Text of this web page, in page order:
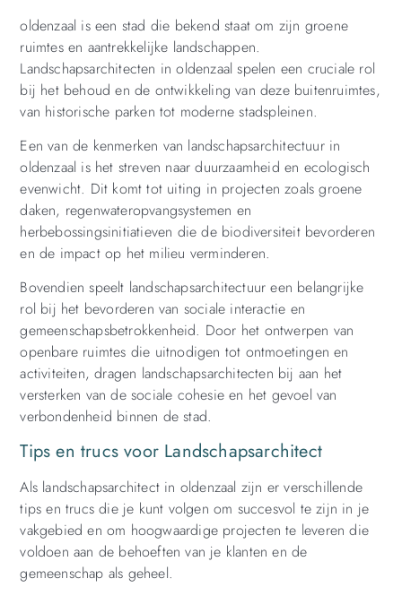
oldenzaal is een stad die bekend staat om zijn groene
ruimtes en aantrekkelijke landschappen.
Landschapsarchitecten in oldenzaal spelen een cruciale rol
bij het behoud en de ontwikkeling van deze buitenruimtes,
van historische parken tot moderne stadspleinen.
Een van de kenmerken van landschapsarchitectuur in
oldenzaal is het streven naar duurzaamheid en ecologisch
evenwicht. Dit komt tot uiting in projecten zoals groene
daken, regenwateropvangsystemen en
herbebossingsinitiatieven die de biodiversiteit bevorderen
en de impact op het milieu verminderen.
Bovendien speelt landschapsarchitectuur een belangrijke
rol bij het bevorderen van sociale interactie en
gemeenschapsbetrokkenheid. Door het ontwerpen van
openbare ruimtes die uitnodigen tot ontmoetingen en
activiteiten, dragen landschapsarchitecten bij aan het
versterken van de sociale cohesie en het gevoel van
verbondenheid binnen de stad.
Tips en trucs voor Landschapsarchitect
Als landschapsarchitect in oldenzaal zijn er verschillende
tips en trucs die je kunt volgen om succesvol te zijn in je
vakgebied en om hoogwaardige projecten te leveren die
voldoen aan de behoeften van je klanten en de
gemeenschap als geheel.